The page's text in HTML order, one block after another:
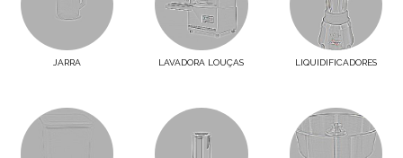
JARRA LAVADORA LOUÇAS LIQUIDIFICADORES